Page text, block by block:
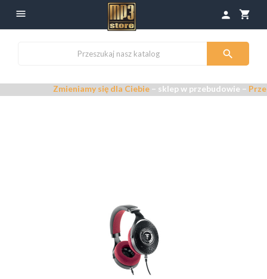
 shopping_cart
person

Zmieniamy się dla Ciebie– sklep w przebudowie –Przepraszamy